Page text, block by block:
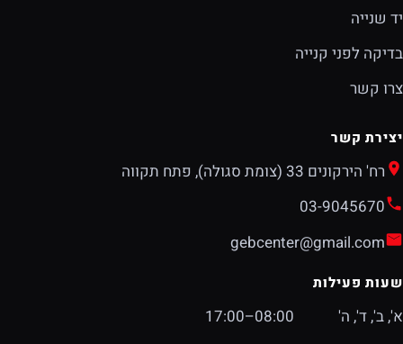
יד שנייה
בדיקה לפני קנייה
צרו קשר
יצירת קשר
רח' הירקונים 33 (צומת סגולה), פתח תקווה
03-9045670
gebcenter@gmail.com
שעות פעילות
א', ב', ד', ה'
08:00–17:00